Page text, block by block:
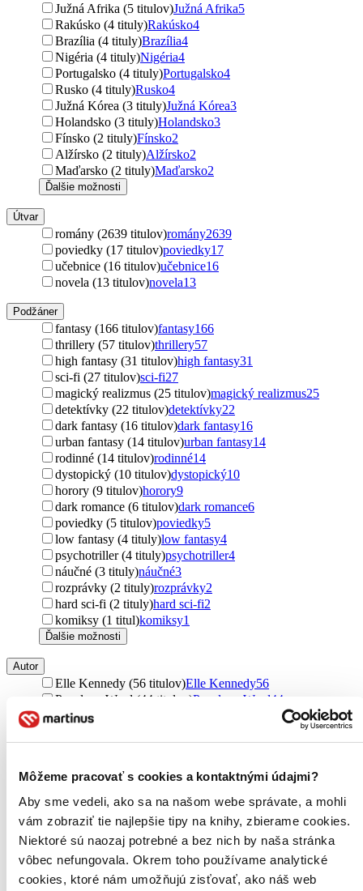
Môžeme pracovať s cookies a kontaktnými údajmi?
Aby sme vedeli, ako sa na našom webe správate, a mohli
vám zobraziť tie najlepšie tipy na knihy, zbierame cookies.
Niektoré sú naozaj potrebné a bez nich by naša stránka
vôbec nefungovala. Okrem toho používame analytické
cookies, ktoré nám umožňujú zisťovať, ako náš web
Južná Afrika (5 titulov)Južná Afrika5
Rakúsko (4 tituly)Rakúsko4
Brazília (4 tituly)Brazília4
Nigéria (4 tituly)Nigéria4
Portugalsko (4 tituly)Portugalsko4
Rusko (4 tituly)Rusko4
Južná Kórea (3 tituly)Južná Kórea3
Holandsko (3 tituly)Holandsko3
Fínsko (2 tituly)Fínsko2
Alžírsko (2 tituly)Alžírsko2
Maďarsko (2 tituly)Maďarsko2
Ďalšie možnosti
Útvar
romány (2639 titulov)romány2639
poviedky (17 titulov)poviedky17
učebnice (16 titulov)učebnice16
novela (13 titulov)novela13
Podžáner
fantasy (166 titulov)fantasy166
thrillery (57 titulov)thrillery57
high fantasy (31 titulov)high fantasy31
sci-fi (27 titulov)sci-fi27
magický realizmus (25 titulov)magický realizmus25
detektívky (22 titulov)detektívky22
dark fantasy (16 titulov)dark fantasy16
urban fantasy (14 titulov)urban fantasy14
rodinné (14 titulov)rodinné14
dystopický (10 titulov)dystopický10
horory (9 titulov)horory9
dark romance (6 titulov)dark romance6
poviedky (5 titulov)poviedky5
low fantasy (4 tituly)low fantasy4
psychotriller (4 tituly)psychotriller4
náučné (3 tituly)náučné3
rozprávky (2 tituly)rozprávky2
hard sci-fi (2 tituly)hard sci-fi2
komiksy (1 titul)komiksy1
Ďalšie možnosti
Autor
Elle Kennedy (56 titulov)Elle Kennedy56
Penelope Ward (44 titulov)Penelope Ward 44
L.J. Shen (44 titulov)
Danielle Steel (31 titulov) Danielle Steel31
Jennifer L. Armentrout (31 titulov)Jennifer L.
31
Jodi Ellen Malpas (30 titulov) Jodi Ellen Malpas30
Julia Quinn (28 titulov)Julia Quinn28
Rebecca Yarros (28 titulov)Rebecca Yarros28
Melanie Moreland (27 titulov)Melanie Moreland27